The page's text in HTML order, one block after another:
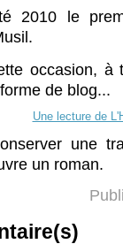
2010 le
occasion, à
de blog...
Une lecture de
une
un roman.